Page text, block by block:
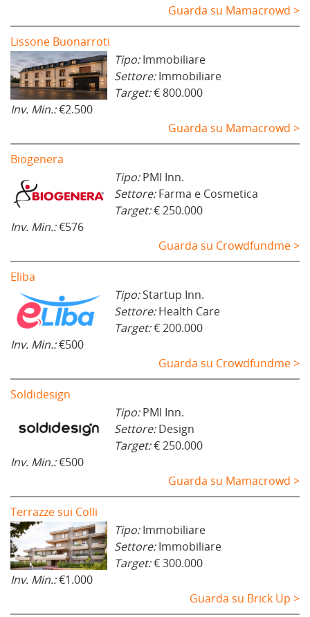
Guarda su Mamacrowd >
Lissone Buonarroti
Tipo:Immobiliare
Settore:Immobiliare
Target:€ 800.000
Inv. Min.:€2.500
Guarda su Mamacrowd >
Biogenera
Tipo:PMI Inn.
Settore:Farma e Cosmetica
Target:€ 250.000
Inv. Min.:€576
Guarda su Crowdfundme >
Eliba
Tipo:Startup Inn.
Settore:Health Care
Target:€ 200.000
Inv. Min.:€500
Guarda su Crowdfundme >
Soldidesign
Tipo:PMI Inn.
Settore:Design
Target:€ 250.000
Inv. Min.:€500
Guarda su Mamacrowd >
Terrazze sui Colli
Tipo:Immobiliare
Settore:Immobiliare
Target:€ 300.000
Inv. Min.:€1.000
Guarda su Brick Up >